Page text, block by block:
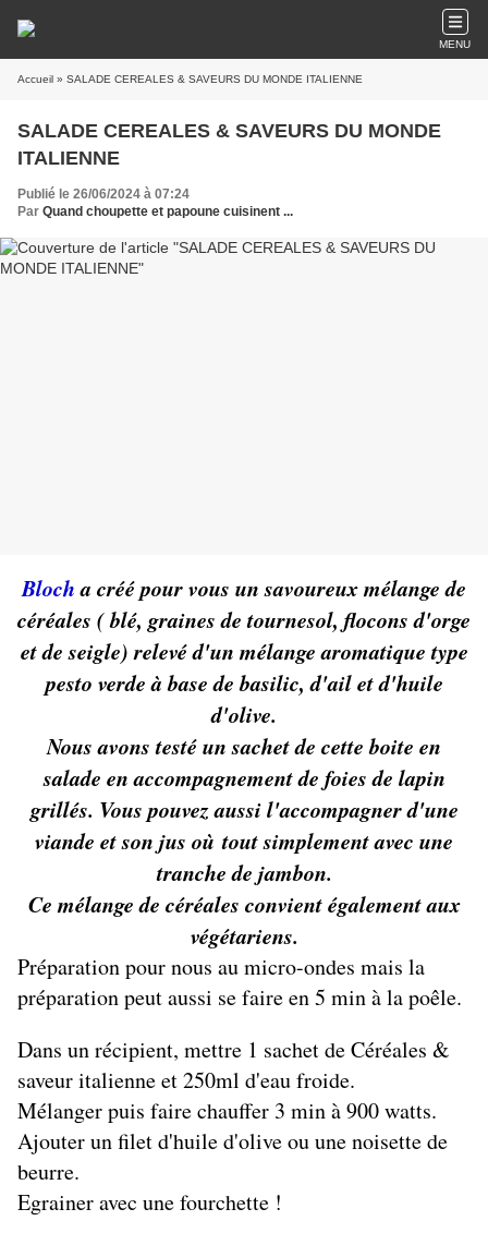
MENU
Accueil » SALADE CEREALES & SAVEURS DU MONDE ITALIENNE
SALADE CEREALES & SAVEURS DU MONDE
ITALIENNE
Publié le 26/06/2024 à 07:24
Par Quand choupette et papoune cuisinent ...
Blocha créé pour vous un savoureux mélange de
céréales ( blé, graines de tournesol, flocons d'orge
et de seigle) relevé d'un mélange aromatique type
pesto verde à base de basilic, d'ail et d'huile
d'olive.
Nous avons testé un sachet de cette boite en
salade en accompagnement de foies de lapin
grillés. Vous pouvez aussi l'accompagner d'une
viande et son jus où tout simplement avec une
tranche de jambon.
Ce mélange de céréales convient également aux
végétariens.
Préparation pour nous au micro-ondes mais la
préparation peut aussi se faire en 5 min à la poêle.
Dans un récipient, mettre 1 sachet de Céréales &
saveur italienne et 250ml d'eau froide.
Mélanger puis faire chauffer 3 min à 900 watts.
Ajouter un filet d'huile d'olive ou une noisette de
beurre.
Egrainer avec une fourchette !